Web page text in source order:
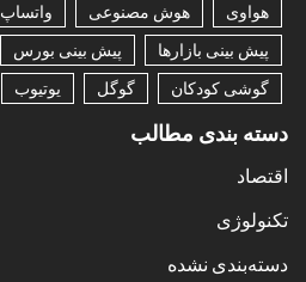
هواوی
هوش مصنوعی واتساپ
پیش بینی بازارها
پیش بینی بورس
گوشی کودکان
گوگل یوتیوب
دسته بندی مطالب
اقتصاد
تکنولوژی
دسته‌بندی نشده